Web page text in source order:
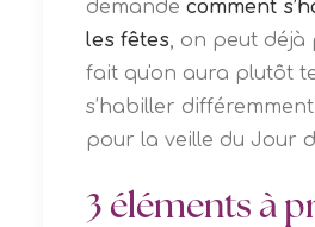
demande comment
les fêtes , on peut
fait qu'on aura plutôt
s’habiller
pour la veille du Jour
3 éléments à